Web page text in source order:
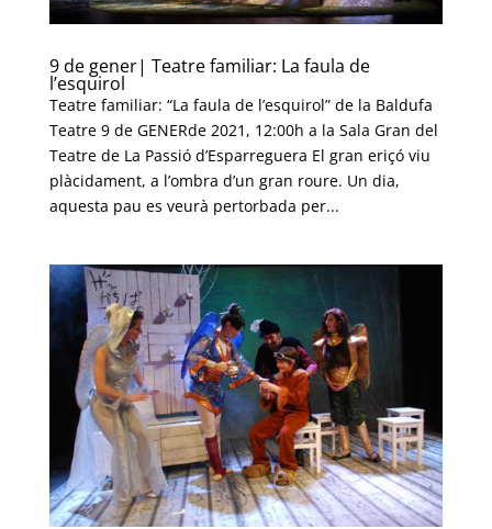
9 de gener| Teatre familiar: La faula de
l’esquirol
Teatre familiar: “La faula de l’esquirol” de la Baldufa
Teatre 9 de GENERde 2021, 12:00h a la Sala Gran del
Teatre de La Passió d’Esparreguera El gran eriçó viu
plàcidament, a l’ombra d’un gran roure. Un dia,
aquesta pau es veurà pertorbada per...